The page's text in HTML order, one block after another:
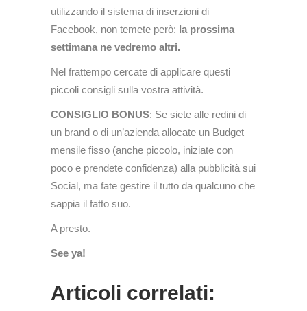
utilizzando il sistema di inserzioni di
Facebook, non temete però: la prossima
settimana ne vedremo altri.
Nel frattempo cercate di applicare questi
piccoli consigli sulla vostra attività.
CONSIGLIO BONUS: Se siete alle redini di
un brand o di un’azienda allocate un Budget
mensile fisso (anche piccolo, iniziate con
poco e prendete confidenza) alla pubblicità sui
Social, ma fate gestire il tutto da qualcuno che
sappia il fatto suo.
A presto.
See ya!
Articoli correlati: